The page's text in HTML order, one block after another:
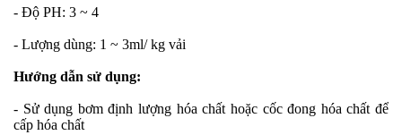
- Độ PH: 3 ~ 4
- Lượng dùng: 1 ~ 3ml/ kg vải
Hướng dẫn sử dụng:
- Sử dụng bơm định lượng hóa chất hoặc cốc đong hóa chất để
cấp hóa chất